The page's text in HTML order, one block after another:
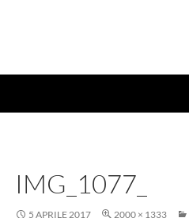
IMG_1077_
5 APRILE 2017 2000 × 1333